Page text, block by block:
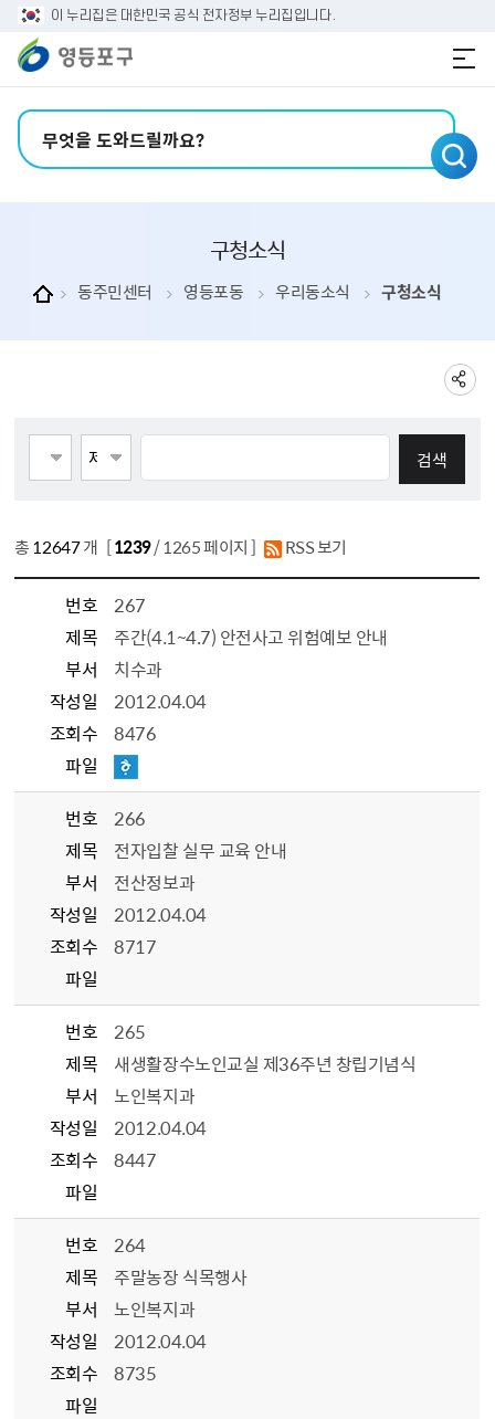
본문 바로가기
주메뉴 바로가기
이 누리집은 대한민국 공식 전자정부 누리집입니다.
구청소식
동주민센터 영등포동 우리동소식 구청소식
총12647개 [1239/ 1265 페이지 ] RSS 보기
번호
267
제목
주간(4.1~4.7) 안전사고 위험예보 안내
부서
치수과
작성일
2012.04.04
조회수
8476
파일
번호
266
제목
전자입찰 실무 교육 안내
부서
전산정보과
작성일
2012.04.04
조회수
8717
파일
번호
265
제목
새생활장수노인교실 제36주년 창립기념식
부서
노인복지과
작성일
2012.04.04
조회수
8447
파일
번호
264
제목
주말농장 식목행사
부서
노인복지과
작성일
2012.04.04
조회수
8735
파일